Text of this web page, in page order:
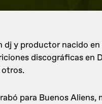
dj y productor nacido
discográficas en
para Buenos